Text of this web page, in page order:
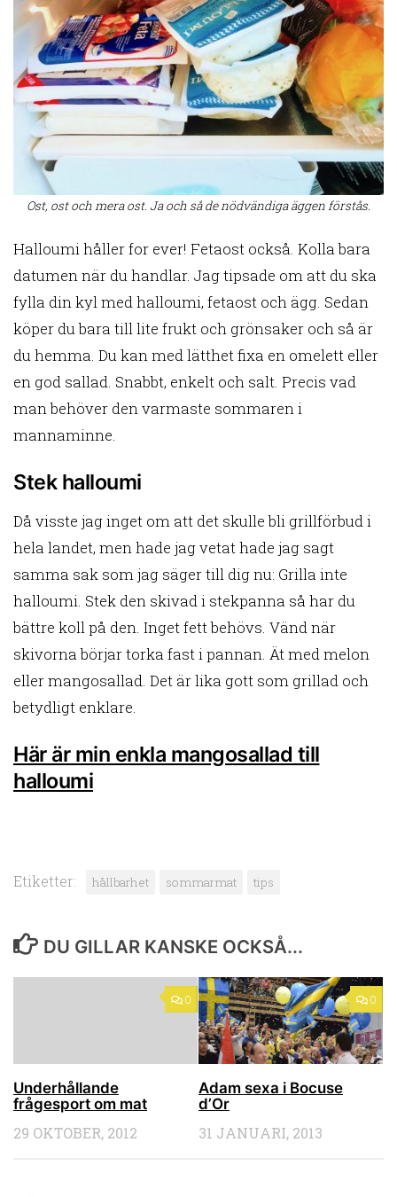
Ost, ost och mera ost. Ja och så de nödvändiga äggen förstås.
Halloumi håller for ever! Fetaost också. Kolla bara
datumen när du handlar. Jag tipsade om att du ska
fylla din kyl med halloumi, fetaost och ägg. Sedan
köper du bara till lite frukt och grönsaker och så är
du hemma. Du kan med lätthet fixa en omelett eller
en god sallad. Snabbt, enkelt och salt. Precis vad
man behöver den varmaste sommaren i
mannaminne.
Stek halloumi
Då visste jag inget om att det skulle bli grillförbud i
hela landet, men hade jag vetat hade jag sagt
samma sak som jag säger till dig nu: Grilla inte
halloumi. Stek den skivad i stekpanna så har du
bättre koll på den. Inget fett behövs. Vänd när
skivorna börjar torka fast i pannan. Ät med melon
eller mangosallad. Det är lika gott som grillad och
betydligt enklare.
Här är min enkla mangosallad till
halloumi
Etiketter: hållbarhet sommarmat tips
DU GILLAR KANSKE OCKSÅ...
0
Underhållande
frågesport om mat
29 OKTOBER, 2012
0
Adam sexa i Bocuse
d’Or
31 JANUARI, 2013